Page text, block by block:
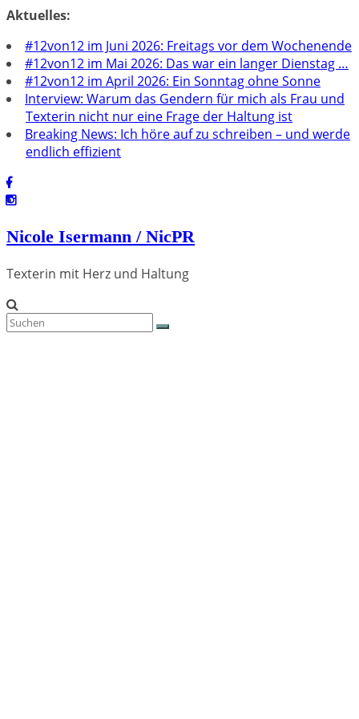
Zum
springen
Aktuelles:
#12von12 im Juni 2026: Freitags vor dem Wochenende
#12von12 im Mai 2026: Das war ein langer Dienstag …
#12von12 im April 2026: Ein Sonntag ohne Sonne
Interview: Warum das Gendern für mich als Frau und
Texterin nicht nur eine Frage der Haltung ist
Breaking News: Ich höre auf zu schreiben – und werde
endlich effizient
Nicole Isermann / NicPR
Texterin mit Herz und Haltung